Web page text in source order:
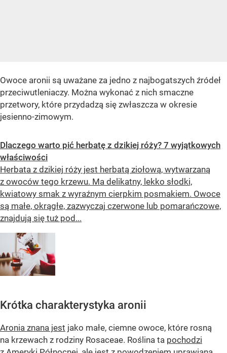
Owoce aronii są uważane za jedno z najbogatszych źródeł
przeciwutleniaczy. Można wykonać z nich smaczne
przetwory, które przydadzą się zwłaszcza w okresie
jesienno-zimowym.
Dlaczego warto pić herbatę z dzikiej róży? 7 wyjątkowych
właściwości
Herbata z dzikiej róży jest herbatą ziołową, wytwarzaną
z owoców tego krzewu. Ma delikatny, lekko słodki,
kwiatowy smak z wyraźnym cierpkim posmakiem. Owoce
są małe, okrągłe, zazwyczaj czerwone lub pomarańczowe,
znajdują się tuż pod...
Krótka charakterystyka aronii
Aronia znana jest jako małe, ciemne owoce, które rosną
na krzewach z rodziny Rosaceae. Roślina ta pochodzi